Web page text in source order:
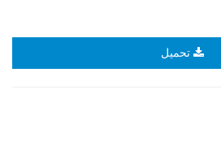
تحميل